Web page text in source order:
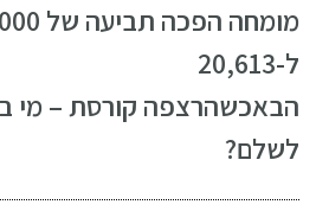
ל-20,613
הבאכשהרצפה קורסת – מי
לשלם?